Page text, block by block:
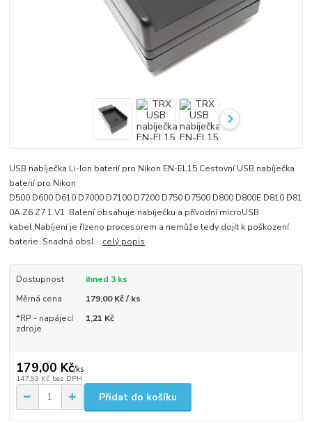
USB nabíječka Li-Ion baterií pro Nikon EN-EL15 Cestovní USB nabíječka
baterií pro Nikon
D500 D600 D610 D7000 D7100 D7200 D750 D7500 D800 D800E D810 D81
0A Z6 Z7 1 V1 Balení obsahuje nabíječku a přívodní microUSB
kabel.Nabíjení je řízeno procesorem a nemůže tedy dojít k poškození
baterie. Snadná obsl... celý popis
Dostupnost
ihned 3 ks
Měrná cena
179,00 Kč / ks
*RP - napájecí
zdroje
1,21 Kč
179,00 Kč/ks
147,93 Kč bez DPH
Přidat do košíku